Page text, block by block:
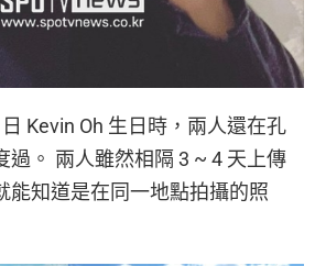
Kevin Oh 生日時，兩人還在孔
過。 兩人雖然相隔 3 ~ 4 天上傳
能知道是在同一地點拍攝的照